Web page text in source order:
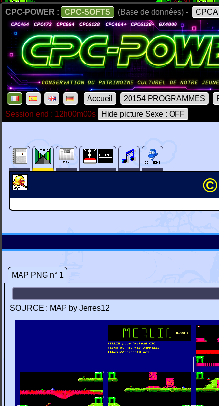
CPC-POWER : CPC-SOFTS (Base de données) -
Accueil 20154 PROGRAMMES
Session end : 12h00m00s
Hide picture Sexe : OFF
©
MAP PNG n° 1
SOURCE : MAP by Jerres12